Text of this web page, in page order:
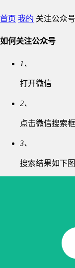
首页 我的 关注公众号
如何关注公众号
1、
打开微信
2、
点击微信搜索
3、
搜索结果如下